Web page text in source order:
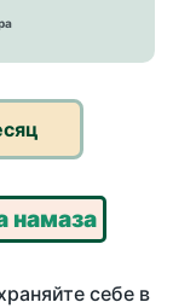
намаза
себе в